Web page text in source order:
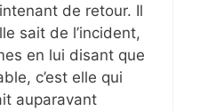
de retour. Il
sait de l’incident,
en lui disant que
c’est elle qui
auparavant